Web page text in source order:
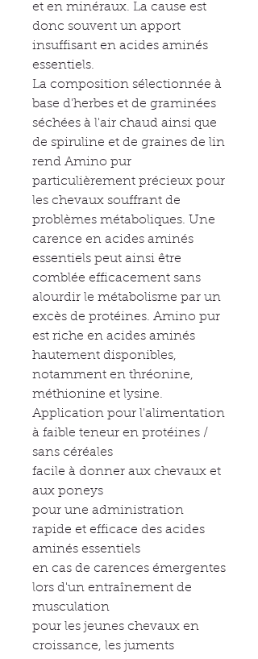
et en minéraux. La cause est
donc souvent un apport
insuffisant en acides aminés
essentiels.
La composition sélectionnée à
base d'herbes et de graminées
séchées à l'air chaud ainsi que
de spiruline et de graines de lin
rend Amino pur
particulièrement précieux pour
les chevaux souffrant de
problèmes métaboliques. Une
carence en acides aminés
essentiels peut ainsi être
comblée efficacement sans
alourdir le métabolisme par un
excès de protéines. Amino pur
est riche en acides aminés
hautement disponibles,
notamment en thréonine,
méthionine et lysine.
Application pour l'alimentation
à faible teneur en protéines /
sans céréales
facile à donner aux chevaux et
aux poneys
pour une administration
rapide et efficace des acides
aminés essentiels
en cas de carences émergentes
lors d'un entraînement de
musculation
pour les jeunes chevaux en
croissance, les juments